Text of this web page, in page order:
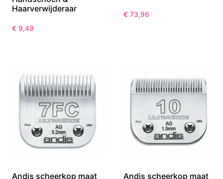
Haarverwijderaar
€ 9,49
€ 73,96
Andis scheerkop maat
Andis scheerkop maat